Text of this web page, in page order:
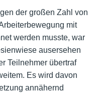
der großen Zahl von
mit
werden musste, war
ausersehen
Teilnehmer übertraf
Es wird davon
annähernd